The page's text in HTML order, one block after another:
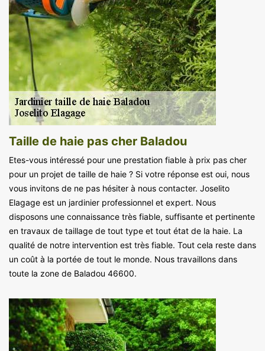
Taille de haie pas cher Baladou
Etes-vous intéressé pour une prestation fiable à prix pas cher
pour un projet de taille de haie ? Si votre réponse est oui, nous
vous invitons de ne pas hésiter à nous contacter. Joselito
Elagage est un jardinier professionnel et expert. Nous
disposons une connaissance très fiable, suffisante et pertinente
en travaux de taillage de tout type et tout état de la haie. La
qualité de notre intervention est très fiable. Tout cela reste dans
un coût à la portée de tout le monde. Nous travaillons dans
toute la zone de Baladou 46600.